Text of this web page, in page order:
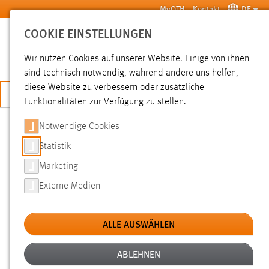
Zum Hauptinhalt springen MyOTH Kontakt DE
SUCHE
JETZT BEWERBEN
Hochschule Aktuelles Pressemeldungen
INTERNATIONAL STUDENT HOUSE
IN WEIDEN – WOHNRAUM FÜR
INTERNATIONALE STUDIERENDE
14.03.2023
Drei Etagen, sechs Zimmer und Platz für
COOKIE EINSTELLUNGEN
Wir nutzen Cookies auf unserer Website. Einige von ihnen
sind technisch notwendig, während andere uns helfen,
diese Website zu verbessern oder zusätzliche
Funktionalitäten zur Verfügung zu stellen.
Notwendige Cookies
Statistik
Marketing
Externe Medien
ALLE AUSWÄHLEN
ABLEHNEN